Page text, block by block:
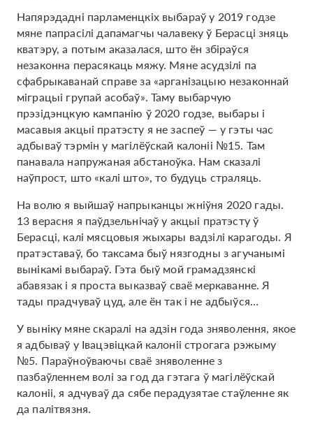
Напярэдадні парламенцкіх выбараў у 2019 годзе
мяне папрасілі дапамагчы чалавеку ў Берасці зняць
кватэру, а потым аказалася, што ён збіраўся
незаконна перасякаць мяжу. Мяне асудзілі па
сфабрыкаванай справе за «арганізацыю незаконнай
міграцыі групай асобаў». Таму выбарчую
прэзідэнцкую кампанію ў 2020 годзе, выбары і
масавыя акцыі пратэсту я не заспеў — у гэты час
адбываў тэрмін у магілёўскай калоніі №15. Там
панавала напружаная абстаноўка. Нам сказалі
наўпрост, што «калі што», то будуць страляць.
На волю я выйшаў напрыканцы жніўня 2020 гады.
13 верасня я паўдзельнічаў у акцыі пратэсту ў
Берасці, калі мясцовыя жыхары вадзілі карагоды. Я
пратэставаў, бо таксама быў нязгодны з агучанымі
вынікамі выбараў. Гэта быў мой грамадзянскі
абавязак і я проста выказваў сваё меркаванне. Я
тады прадчуваў цуд, але ён так і не адбыўся…
У выніку мяне скаралі на адзін года зняволення, якое
я адбываў у Івацэвіцкай калоніі строгага рэжыму
№5. Параўноўваючы сваё зняволенне з
пазбаўленнем волі за год да гэтага ў магілёўскай
калоніі, я адчуваў да сябе перадузятае стаўленне як
да палітвязня.